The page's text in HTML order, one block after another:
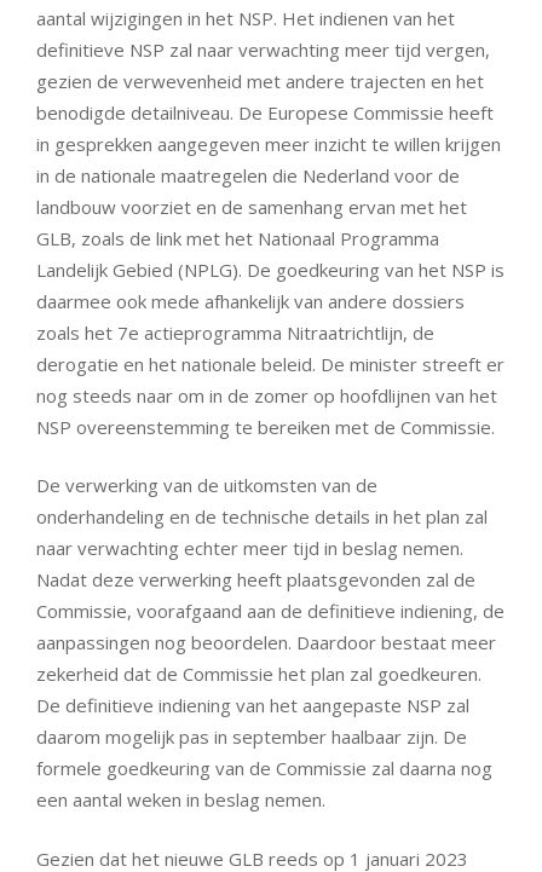
aantal wijzigingen in het NSP. Het indienen van het
definitieve NSP zal naar verwachting meer tijd vergen,
gezien de verwevenheid met andere trajecten en het
benodigde detailniveau. De Europese Commissie heeft
in gesprekken aangegeven meer inzicht te willen krijgen
in de nationale maatregelen die Nederland voor de
landbouw voorziet en de samenhang ervan met het
GLB, zoals de link met het Nationaal Programma
Landelijk Gebied (NPLG). De goedkeuring van het NSP is
daarmee ook mede afhankelijk van andere dossiers
zoals het 7e actieprogramma Nitraatrichtlijn, de
derogatie en het nationale beleid. De minister streeft er
nog steeds naar om in de zomer op hoofdlijnen van het
NSP overeenstemming te bereiken met de Commissie.
De verwerking van de uitkomsten van de
onderhandeling en de technische details in het plan zal
naar verwachting echter meer tijd in beslag nemen.
Nadat deze verwerking heeft plaatsgevonden zal de
Commissie, voorafgaand aan de definitieve indiening, de
aanpassingen nog beoordelen. Daardoor bestaat meer
zekerheid dat de Commissie het plan zal goedkeuren.
De definitieve indiening van het aangepaste NSP zal
daarom mogelijk pas in september haalbaar zijn. De
formele goedkeuring van de Commissie zal daarna nog
een aantal weken in beslag nemen.
Gezien dat het nieuwe GLB reeds op 1 januari 2023